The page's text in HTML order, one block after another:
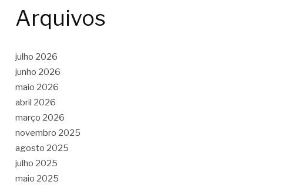
Arquivos
julho 2026
junho 2026
maio 2026
abril 2026
março 2026
novembro 2025
agosto 2025
julho 2025
maio 2025